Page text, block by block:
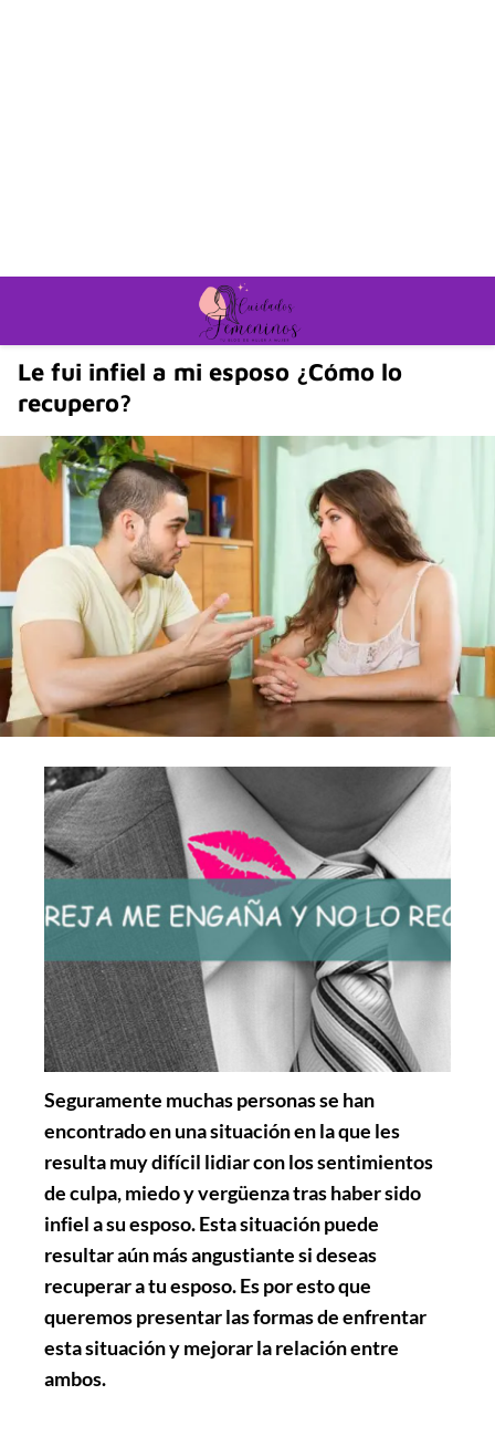
Le fui infiel a mi esposo ¿Cómo lo
recupero?
Seguramente muchas personas se han
encontrado en una situación en la que les
resulta muy difícil lidiar con los sentimientos
de culpa, miedo y vergüenza tras haber sido
infiel a su esposo. Esta situación puede
resultar aún más angustiante si deseas
recuperar a tu esposo. Es por esto que
queremos presentar las formas de enfrentar
esta situación y mejorar la relación entre
ambos.